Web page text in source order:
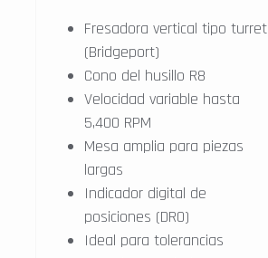
Fresadora vertical tipo turret
(Bridgeport)
Cono del husillo R8
Velocidad variable hasta
5,400 RPM
Mesa amplia para piezas
largas
Indicador digital de
posiciones (DRO)
Ideal para tolerancias